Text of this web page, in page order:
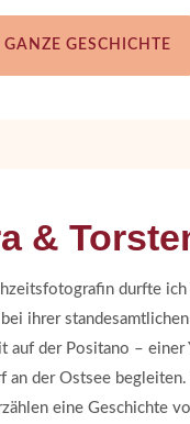
GANZE GESCHICHTE
&
durfte ich
ihrer standesamtlichen
auf der Positano – einer
an der Ostsee begleiten.
eine Geschichte